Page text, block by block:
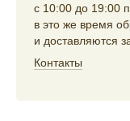
с 10:00 до 19:00
в это же время
и доставляются
Контакты